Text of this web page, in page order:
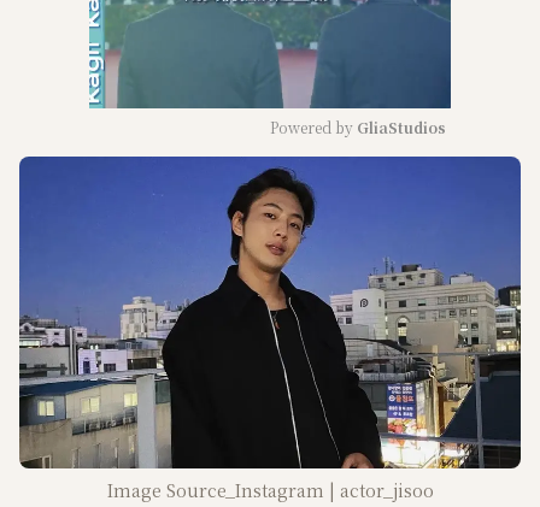
Powered by GliaStudios
Image Source_Instagram | actor_jisoo